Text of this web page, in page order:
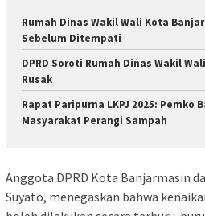
Rumah Dinas Wakil Wali Kota
Sebelum Ditempati
DPRD Soroti Rumah Dinas Wakil
Rusak
Rapat Paripurna LKPJ 2025: Pemko
Masyarakat Perangi Sampah
Anggota DPRD Kota Banjarmasin
Suyato, menegaskan bahwa